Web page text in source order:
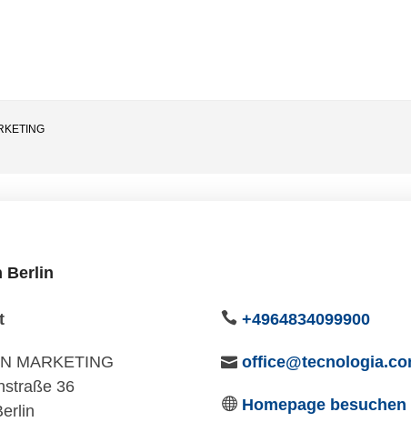
Berlin
MARKETING
36
+4964834099900
Homepage besuchen